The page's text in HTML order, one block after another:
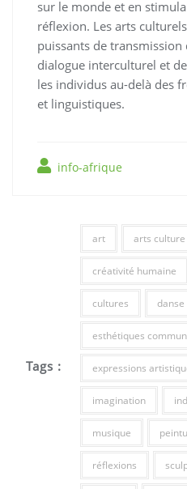
sur le monde et en
réflexion. Les arts
puissants de
dialogue interculturel et
les individus au-delà des
et linguistiques.
info-afrique
Tags :
art arts culture
créativité humaine
cultures danse
esthétiques
expressions
imagination
musique
réflexions